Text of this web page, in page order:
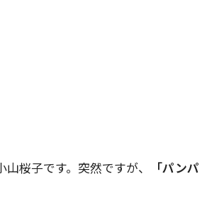
桜子です。突然ですが、
「パンパ